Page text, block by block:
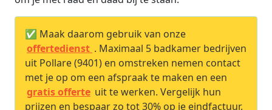
✅ Maak daarom gebruik van onze
offertedienst . Maximaal 5 badkamer bedrijven
uit Pollare (9401) en omstreken nemen contact
met je op om een afspraak te maken en een
gratis offerte uit te werken. Vergelijk hun
prijzen en bespaar zo tot 30% op je eindfactuur.